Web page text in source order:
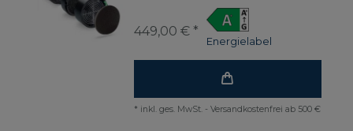
Energielabel
449,00 € *
* inkl. ges. MwSt. - Versandkostenfrei ab 500 €